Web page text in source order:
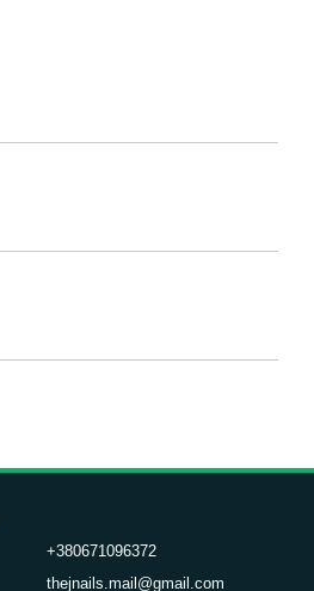
+380671096372
thejnails.mail@gmail.com